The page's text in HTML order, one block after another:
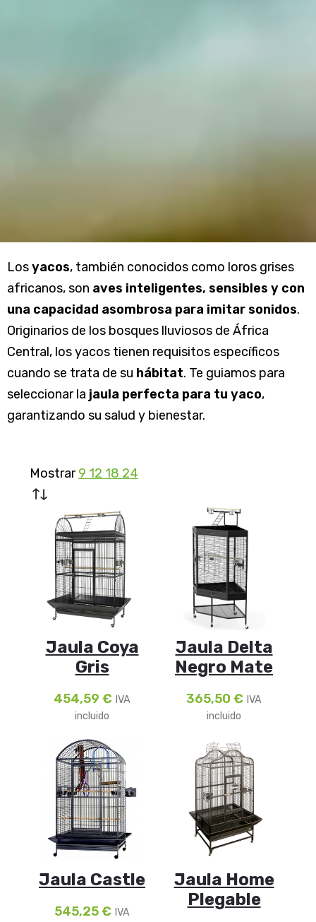
Losyacos, también conocidos como loros grises
africanos, son aves inteligentes, sensibles y con
una capacidad asombrosa para imitar sonidos.
Originarios de los bosques lluviosos de África
Central, los yacos tienen requisitos específicos
cuando se trata de su hábitat. Te guiamos para
seleccionar la jaula perfecta para tu yaco,
garantizando su salud y bienestar.
Mostrar9 12 18 24
Jaula Coya
Gris
454,59 € IVA
incluido
Jaula Delta
Negro Mate
365,50 € IVA
incluido
Jaula Castle
545,25€ IVA
Jaula Home
Plegable